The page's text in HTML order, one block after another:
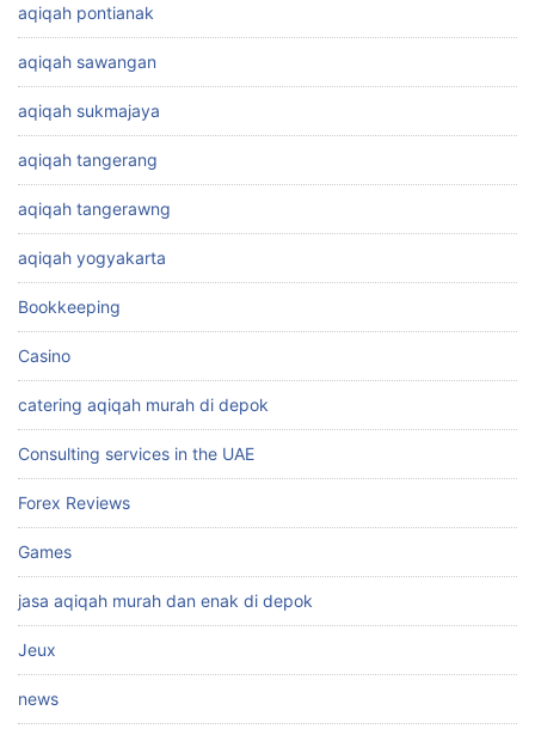
aqiqah pontianak
aqiqah sawangan
aqiqah sukmajaya
aqiqah tangerang
aqiqah tangerawng
aqiqah yogyakarta
Bookkeeping
Casino
catering aqiqah murah di depok
Consulting services in the UAE
Forex Reviews
Games
jasa aqiqah murah dan enak di depok
Jeux
news